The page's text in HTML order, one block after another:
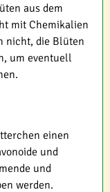
aus dem
mit Chemikalien
nicht, die Blüten
um eventuell
einen
und
und
werden.